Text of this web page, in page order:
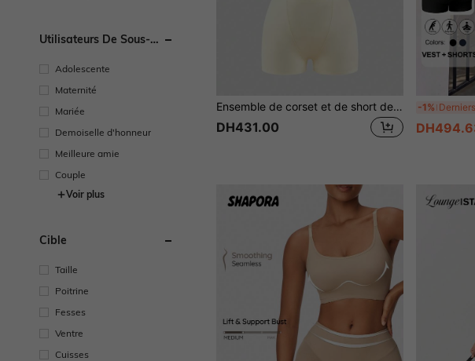
Utilisateurs De Sous-
Vêtements De Nuit
Adolescente
Maternité
Mariée
Demoiselle d'honneur
Meilleure amie
Couple
Voir plus
Cible
Taille
Poitrine
Fesses
Ventre
Cuisses
Ensemble de corset et de short de forme pour femmes en couleur unie
DH431.00
-1%